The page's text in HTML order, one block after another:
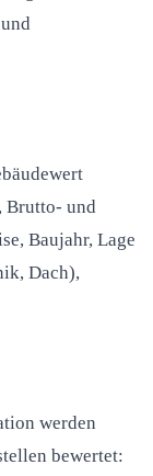
Brutto- und
Baujahr, Lage
Dach),
werden
bewertet: